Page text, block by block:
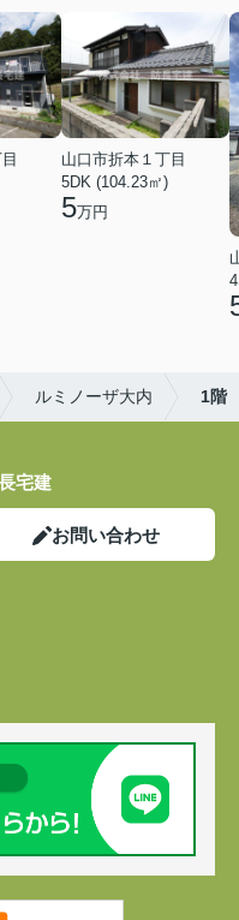
山口市折本１丁目
5DK (104.23㎡)
5万円
ルミノーザ大内 1階
宅建
お問い合わせ